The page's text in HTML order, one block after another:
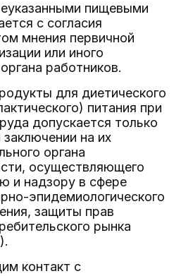
пищевыми
с согласия
мнения первичной
или иного
работников.
для диетического
питания при
допускается только
на их
органа
осуществляющего
и надзору в сфере
эпидемиологического
защиты прав
рынка
контакт с